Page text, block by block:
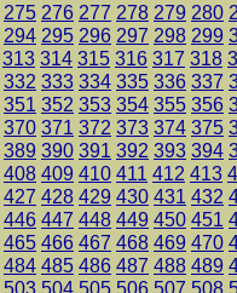
275 276 277 278 279 280
294 295 296 297 298 299
313 314 315 316 317 318
332 333 334 335 336 337
351 352 353 354 355 356
370 371 372 373 374 375
389 390 391 392 393 394
408 409 410 411 412 413
427 428 429 430 431 432
446 447 448 449 450 451
465 466 467 468 469 470
484 485 486 487 488 489
503 504 505 506 507 508